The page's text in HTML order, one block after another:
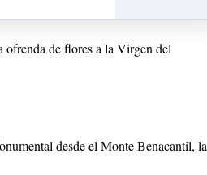
ofrenda de flores a la Virgen del
desde el Monte Benacantil, la